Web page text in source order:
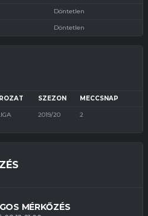
Döntetlen
Döntetlen
SZEZON MECCSNAP
2019/20 2
MÉRKŐZÉS